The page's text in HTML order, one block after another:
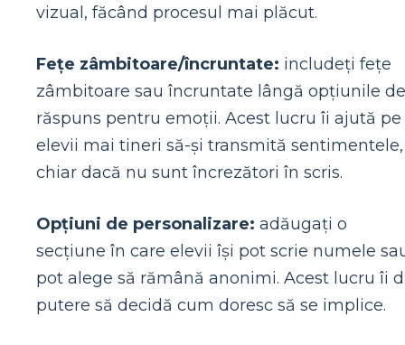
vizual, făcând procesul mai plăcut.
Fețe zâmbitoare/încruntate: includeți fețe
zâmbitoare sau încruntate lângă opțiunile de
răspuns pentru emoții. Acest lucru îi ajută pe
elevii mai tineri să-și transmită sentimentele,
chiar dacă nu sunt încrezători în scris.
Opțiuni de personalizare: adăugați o
secțiune în care elevii își pot scrie numele
pot alege să rămână anonimi. Acest lucru îi
putere să decidă cum doresc să se implice.